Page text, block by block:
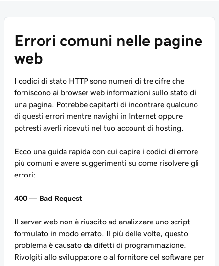
Errori comuni nelle pagine
web
I codici di stato HTTP sono numeri di tre cifre che
forniscono ai browser web informazioni sullo stato di
una pagina. Potrebbe capitarti di incontrare qualcuno
di questi errori mentre navighi in Internet oppure
potresti averli ricevuti nel tuo account di hosting.
Ecco una guida rapida con cui capire i codici di errore
più comuni e avere suggerimenti su come risolvere gli
errori:
400 — Bad Request
Il server web non è riuscito ad analizzare uno script
formulato in modo errato. Il più delle volte, questo
problema è causato da difetti di programmazione.
Rivolgiti allo sviluppatore o al fornitore del software per